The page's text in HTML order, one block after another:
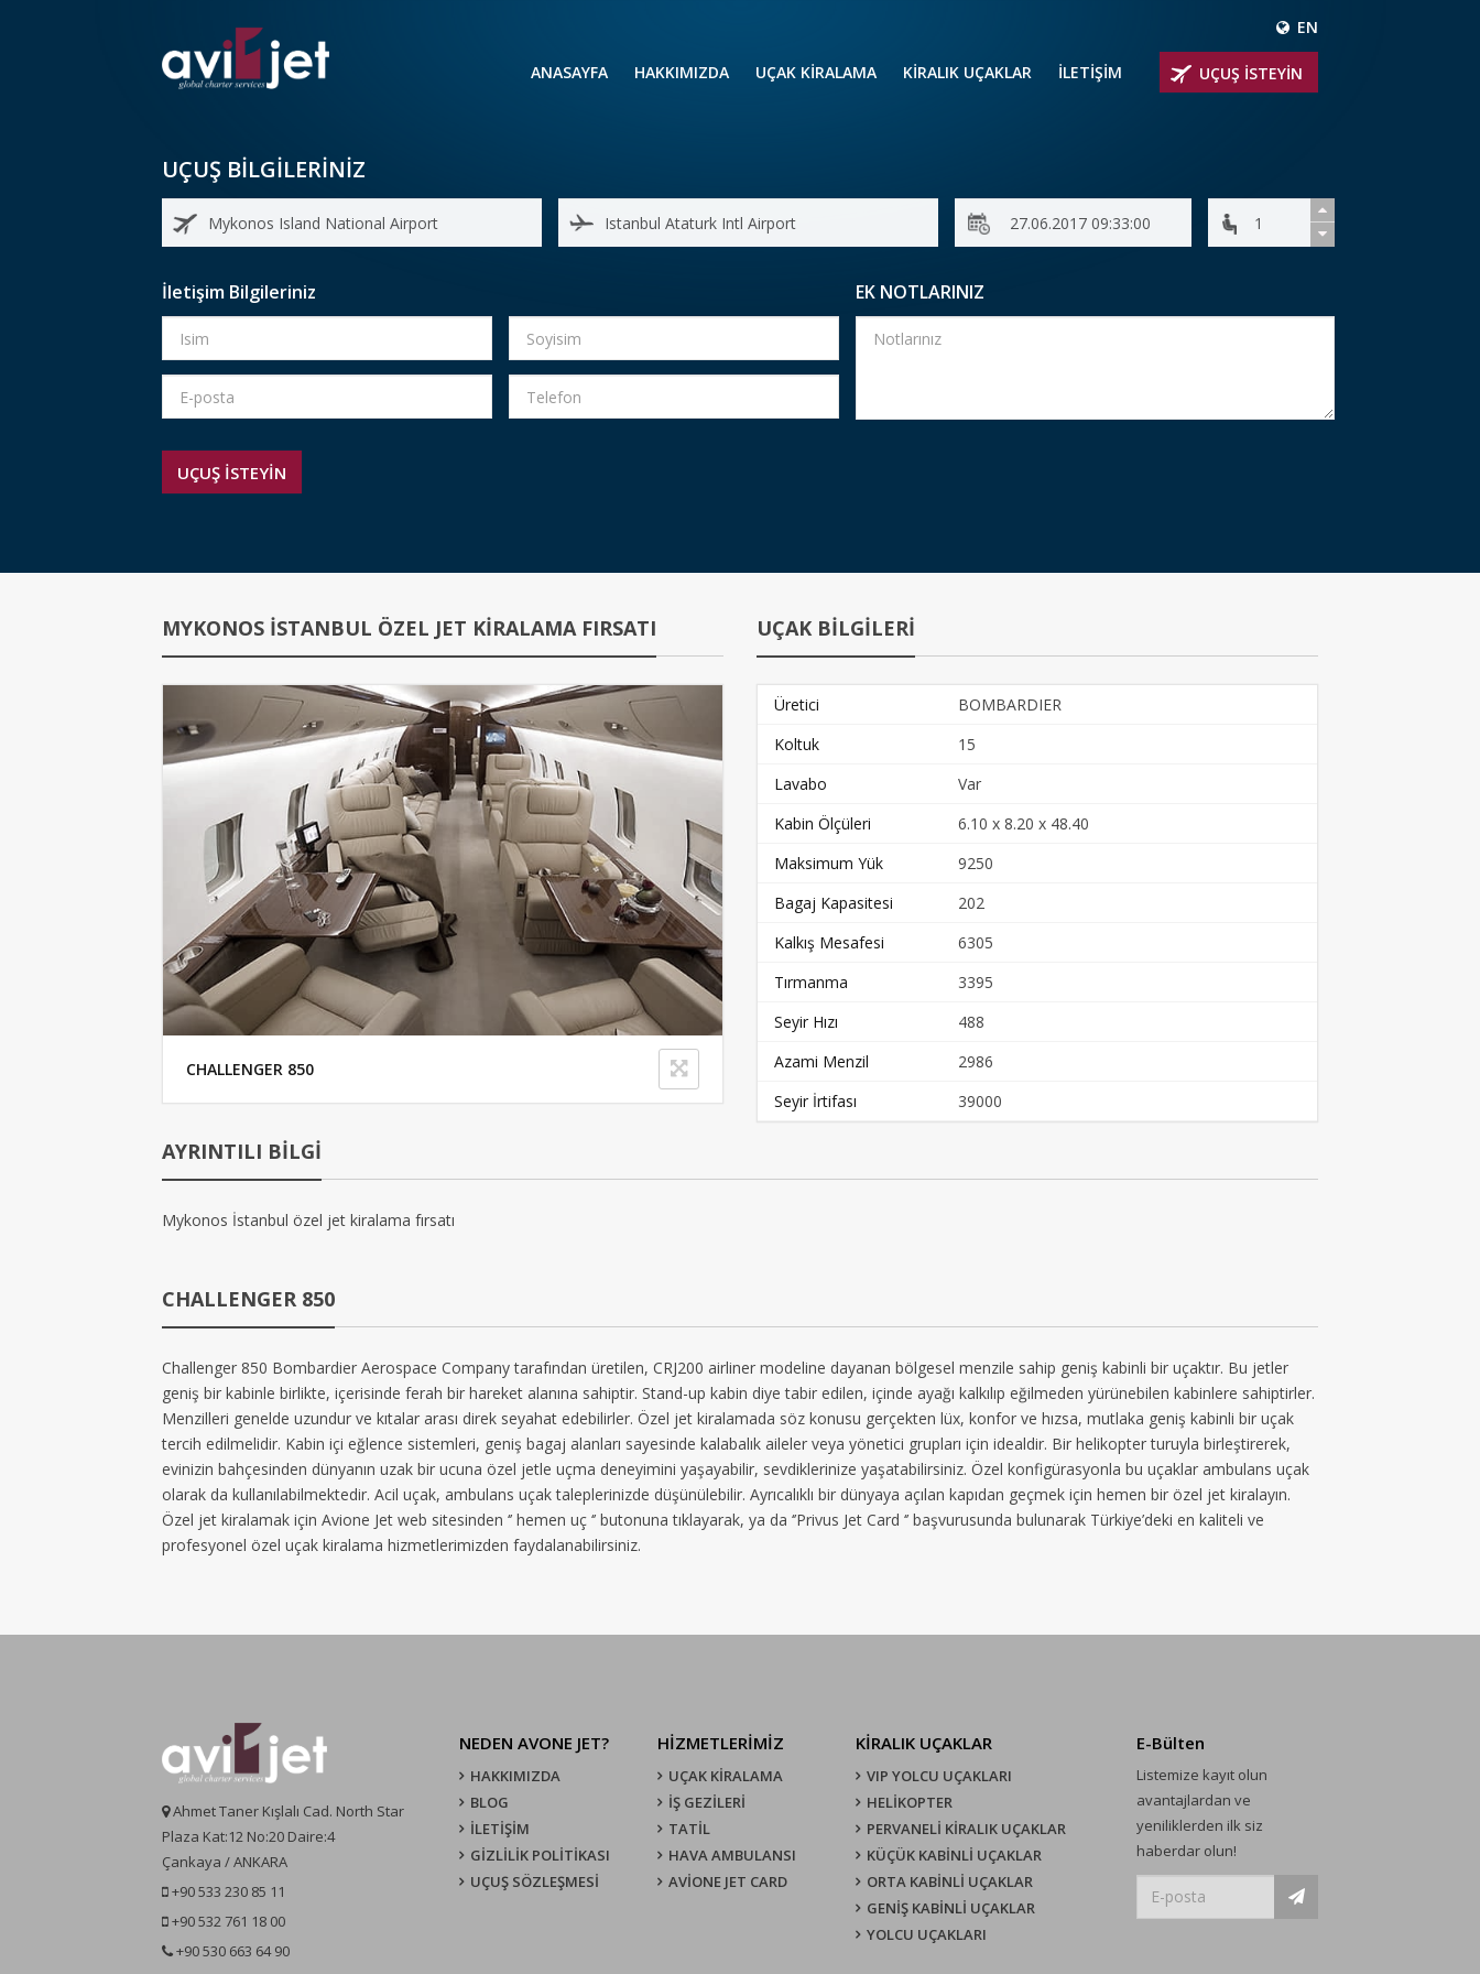
EN
ANASAYFA HAKKIMIZDA UÇAK KİRALAMA
HAVA AMBULANSI
AVİONE JET CARD
KIRALIK UÇAKLAR
PERVANELİ KİRALIK UÇAKLAR
KÜÇÜK KABİNLİ UÇAKLAR
ORTA KABİNLİ UÇAKLAR
İLETİŞİM UÇUŞ İSTEYİN
UÇUŞ BİLGİLERİNİZ
İletişim Bilgileriniz EK NOTLARINIZ
MYKONOS İSTANBUL ÖZEL JET KIRALAMA FIRSATI
CHALLENGER 850
UÇAK BİLGİLERİ
Üretici
BOMBARDIER
Koltuk
15
Lavabo
Var
Kabin Ölçüleri
6.10 x 8.20 x 48.40
Maksimum Yük
9250
Bagaj Kapasitesi
202
Kalkış Mesafesi
6305
Tırmanma
3395
Seyir Hızı
488
Azami Menzil
2986
Seyir İrtifası
39000
AYRINTILI BİLGİ
Mykonos İstanbul özel jet kiralama fırsatı
CHALLENGER 850
Challenger 850 Bombardier Aerospace Company tarafından üretilen, CRJ200 airliner modeline dayanan bölgesel menzile sahip geniş kabinli bir uçaktır. Bu jetler
geniş bir kabinle birlikte, içerisinde ferah bir hareket alanına sahiptir. Stand-up kabin diye tabir edilen, içinde ayağı kalkılıp eğilmeden yürünebilen kabinlere sahiptirler.
Menzilleri genelde uzundur ve kıtalar arası direk seyahat edebilirler. Özel jet kiralamada söz konusu gerçekten lüx, konfor ve hızsa, mutlaka geniş kabinli bir uçak
tercih edilmelidir. Kabin içi eğlence sistemleri, geniş bagaj alanları sayesinde kalabalık aileler veya yönetici grupları için idealdir. Bir helikopter turuyla birleştirerek,
evinizin bahçesinden dünyanın uzak bir ucuna özel jetle uçma deneyimini yaşayabilir, sevdiklerinize yaşatabilirsiniz. Özel konfigürasyonla bu uçaklar ambulans uçak
olarak da kullanılabilmektedir. Acil uçak, ambulans uçak taleplerinizde düşünülebilir. Ayrıcalıklı bir dünyaya açılan kapıdan geçmek için hemen bir özel jet kiralayın.
Özel jet kiralamak için Avione Jet web sitesinden ‘’ hemen uç ‘’ butonuna tıklayarak, ya da ‘’Privus Jet Card ‘’ başvurusunda bulunarak Türkiye’deki en kaliteli ve
profesyonel özel uçak kiralama hizmetlerimizden faydalanabilirsiniz.
Ahmet Taner Kışlalı Cad. North Star
Plaza Kat:12 No:20 Daire:4
Çankaya / ANKARA
+90 533 230 85 11
+90 532 761 18 00
+90 530 663 64 90
NEDEN AVONE JET?
HAKKIMIZDA
BLOG
İLETİŞİM
GİZLİLİK POLİTİKASI
UÇUŞ SÖZLEŞMESI
HİZMETLERİMİZ
UÇAK KIRALAMA
İŞ GEZİLERİ
TATİL
HAVA AMBULANSI
AVİONE JET CARD
KIRALIK UÇAKLAR
VIP YOLCU UÇAKLARI
HELİKOPTER
PERVANELİ KİRALIK UÇAKLAR
KÜÇÜK KABİNLİ UÇAKLAR
ORTA KABİNLİ UÇAKLAR
GENİŞ KABİNLİ UÇAKLAR
YOLCU UÇAKLARI
E-Bülten
Listemize kayıt olun
avantajlardan ve
yeniliklerden ilk siz
haberdar olun!